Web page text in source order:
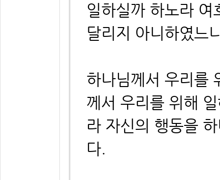
일하실까 하노라
달리지 아니하였느
하나님께서 우리를
께서 우리를 위해
라 자신의 행동을
다.